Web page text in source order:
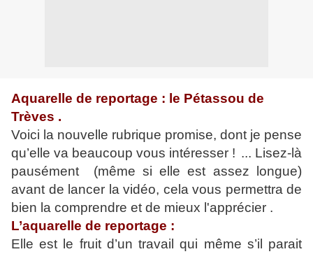
Aquarelle de reportage : le Pétassou de
Trèves .
Voici la nouvelle rubrique promise, dont je pense
qu’elle va beaucoup vous intéresser ! ... Lisez-là
pausément (même si elle est assez longue)
avant de lancer la vidéo, cela vous permettra de
bien la comprendre et de mieux l'apprécier .
L’aquarelle de reportage :
Elle est le fruit d’un travail qui même s’il parait